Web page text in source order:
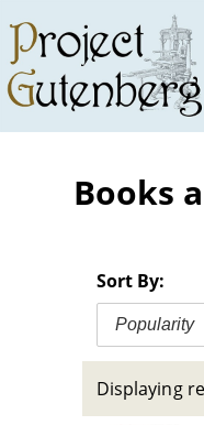
main
content
Books
Sort By:
Popularity
Displaying